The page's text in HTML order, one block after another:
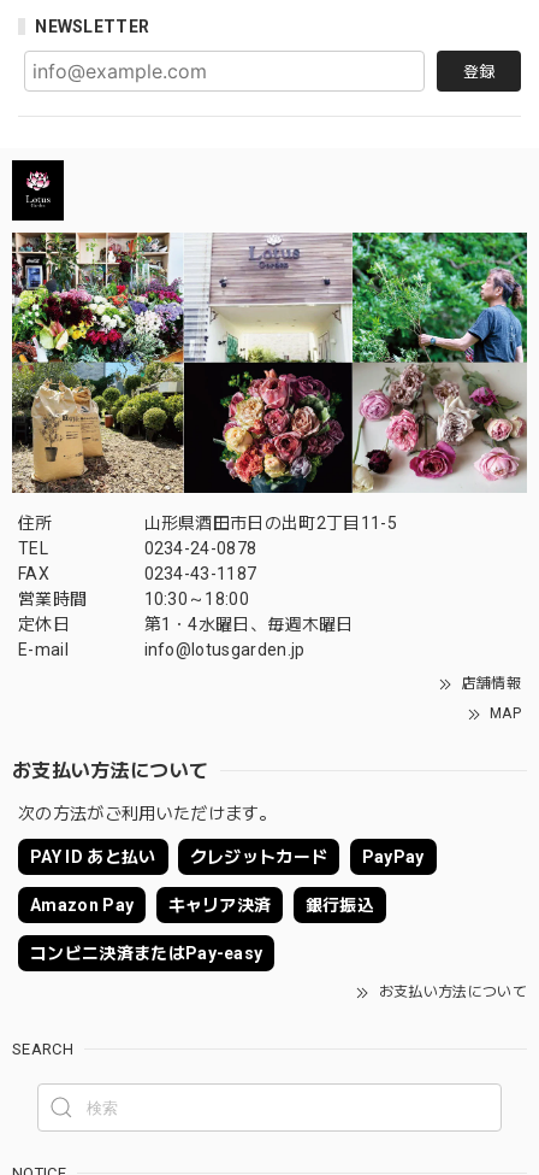
NEWSLETTER
登録
住所
山形県酒田市日の出町2丁目11-5
TEL
0234-24-0878
FAX
0234-43-1187
営業時間
10:30～18:00
定休日
第1・4水曜日、毎週木曜日
E-mail
info@lotusgarden.jp
店舗情報
MAP
お支払い方法について
次の方法がご利用いただけます。
PAY ID あと払い クレジットカード PayPay
Amazon Pay キャリア決済 銀行振込
コンビニ決済またはPay-easy
お支払い方法について
SEARCH